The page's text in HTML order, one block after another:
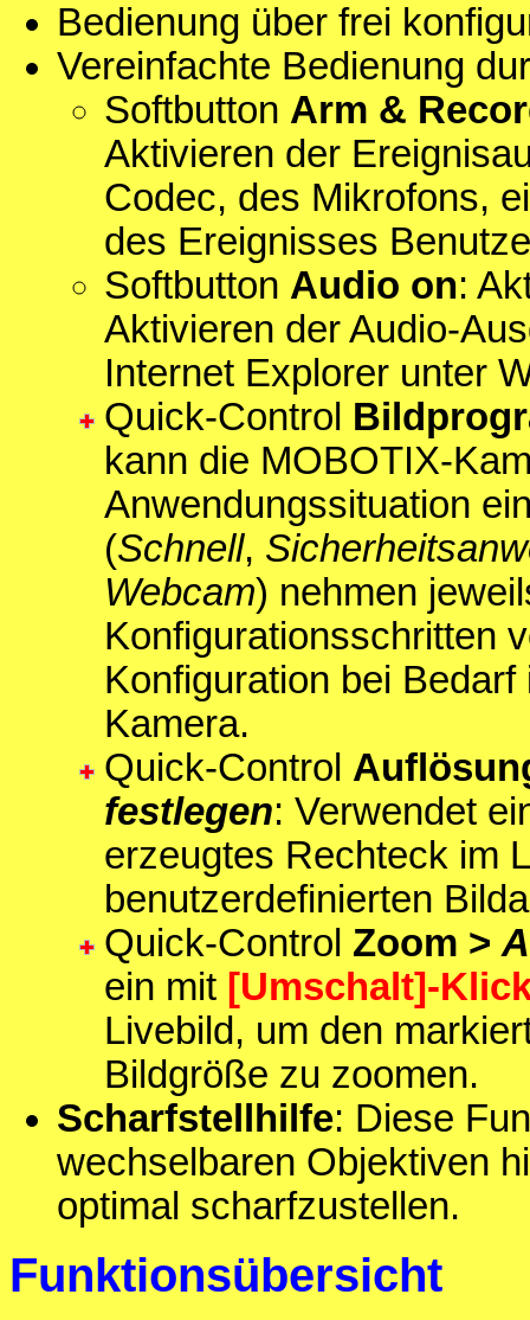
Bedienung über frei
Vereinfachte Bedienung
Softbutton Arm &
Aktivieren der
Codec, des Mikrofons,
des Ereignisses
Softbutton Audio on:
Aktivieren der Audio-
Internet Explorer unter
Quick-Control
kann die MOBOTIX-
Anwendungssituation
(Schnell,
Webcam) nehmen
Konfigurationsschritten
Konfiguration bei
Kamera.
Quick-Control
festlegen: Verwendet
erzeugtes Rechteck im
benutzerdefinierten
Quick-Control Zoom >
ein mit [Umschalt]-
Livebild, um den
Bildgröße zu zoomen.
Scharfstellhilfe: Diese
wechselbaren Objektiven
optimal scharfzustellen.
Funktionsübersicht